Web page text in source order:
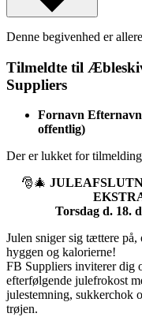
Denne begivenhed er
Tilmeldte til
Suppliers
Fornavn Efternavn
offentlig)
Der er lukket for
🎅🎄
Torsdag d. 18.
Julen sniger sig tættere
hyggen og kalorierne!
FB Suppliers inviterer dig
efterfølgende julefrokost
julestemning, sukkerchok
trøjen.